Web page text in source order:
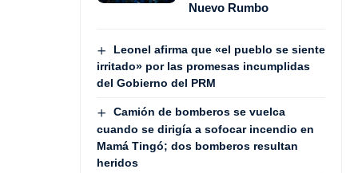
Nuevo Rumbo
Leonel afirma que «el pueblo se siente
irritado» por las promesas incumplidas
del Gobierno del PRM
Camión de bomberos se vuelca
cuando se dirigía a sofocar incendio en
Mamá Tingó; dos bomberos resultan
heridos